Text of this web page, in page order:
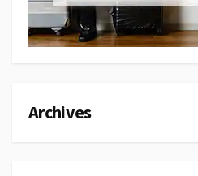
Archives